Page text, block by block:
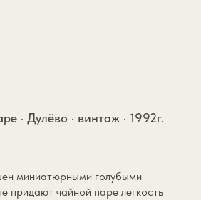
· Дулёво · винтаж · 1992г.
миниатюрными голубыми
придают чайной паре лёгкость